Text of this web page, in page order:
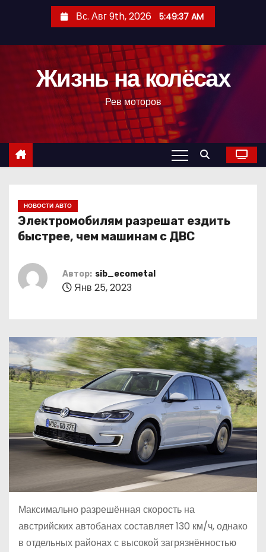
с
Вс. Авг 9th, 2026 5:49:38 AM
Жизнь на колёсах
Рев моторов
НОВОСТИ АВТО
Электромобилям разрешат ездить
быстрее, чем машинам с ДВС
Автор: sib_ecometal
Янв 25, 2023
Максимально разрешённая скорость на
австрийских автобанах составляет 130 км/ч, однако
в отдельных районах с высокой загрязнённостью